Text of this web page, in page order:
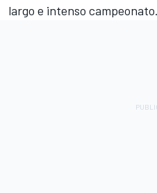
largo e intenso campeonato.